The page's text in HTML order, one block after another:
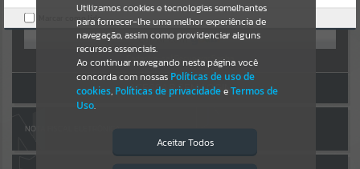
Por favor, aguarde...
SERVIÇOS
OU
Cadastre-se|Recuperar Senha
ACESSAR SEM LOGIN
NOTA FISCAL ELETRÔNICA
Utilizamos cookies e tecnologias semelhantes
para fornecer-lhe uma melhor experiência de
navegação, assim como providenciar alguns
recursos essenciais.
Ao continuar navegando nesta página você
concorda com nossas Políticas de uso de
cookies, Políticas de privacidadeeTermos de
Uso.
Aceitar Todos
Marcar como lido.